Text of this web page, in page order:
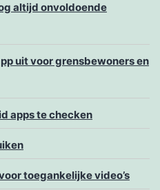
altijd onvoldoende
uit voor grensbewoners en
apps te checken
toegankelijke video’s